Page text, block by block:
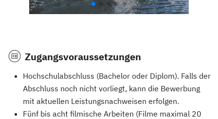
Zugangsvoraussetzungen
Hochschulabschluss (Bachelor oder Diplom). Falls der
Abschluss noch nicht vorliegt, kann die Bewerbung
mit aktuellen Leistungsnachweisen erfolgen.
Fünf bis acht filmische Arbeiten (Filme maximal 20